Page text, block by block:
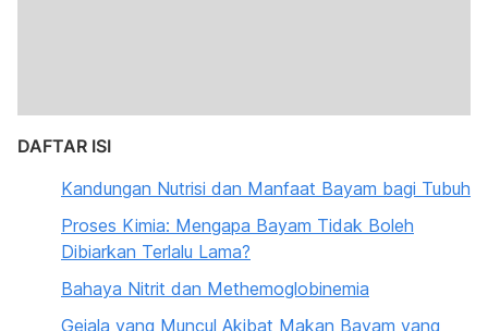
DAFTAR ISI
Kandungan Nutrisi dan Manfaat Bayam bagi Tubuh
Proses Kimia: Mengapa Bayam Tidak Boleh
Dibiarkan Terlalu Lama?
Bahaya Nitrit dan Methemoglobinemia
Gejala yang Muncul Akibat Makan Bayam yang